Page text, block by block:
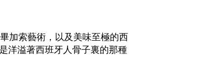
加索藝術，以及美味至極的西
洋溢著西班牙人骨子裏的那種